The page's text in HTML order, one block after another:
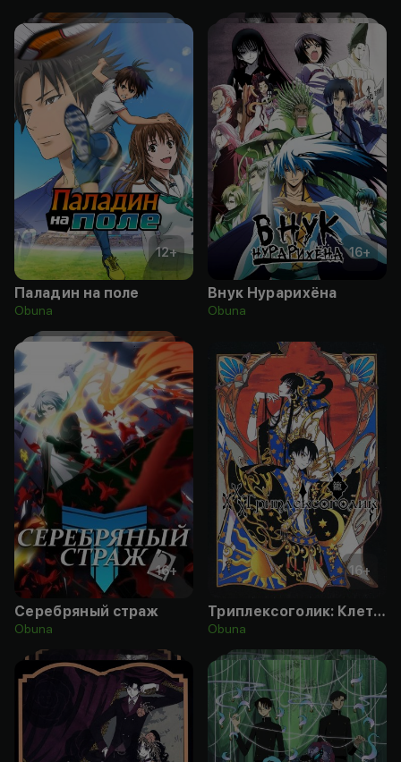
12+
Паладин на поле
Obuna
16+
Внук Нурарихёна
Obuna
16+
Серебряный страж
Obuna
16+
Триплексоголик: Клетка
Obuna